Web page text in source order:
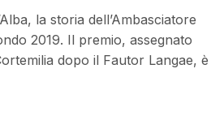
la storia dell’Ambasciatore
2019. Il premio, assegnato
dopo il Fautor Langae, è